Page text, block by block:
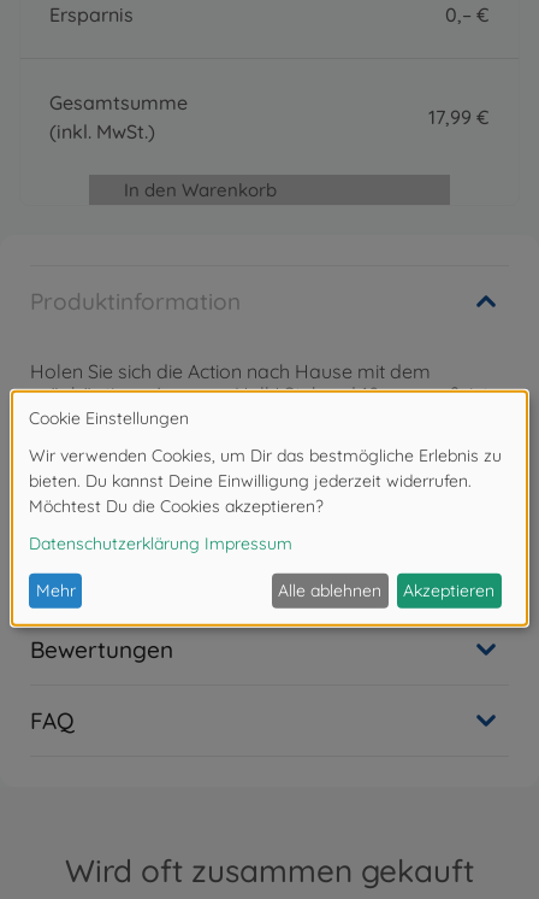
Produktinformation
Holen Sie sich die Action nach Hause mit dem
grünhäutigen Avenger, Hulk! Stehend 10 cm groß, ist
diese Zinkdruckguss-Figur sicher ein Standout in jeder
zusammenzustellen.
Achtung!Nicht geeignet für Kinder unter 3
Jahren. Erstickungsgefahr durch Kleinteile.
Bewertungen
FAQ
Ersparnis 0 – €
Gesamtsumme
(inkl. MwSt.)
17 99 €
In den Warenkorb
Wird oft zusammen gekauft